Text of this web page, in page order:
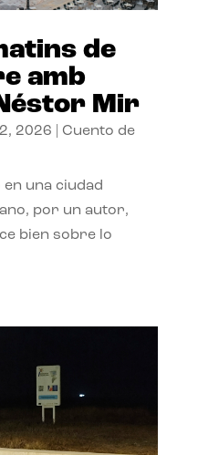
de
amb
Mir
2026
Cuento de
una ciudad
por un autor,
bien sobre lo